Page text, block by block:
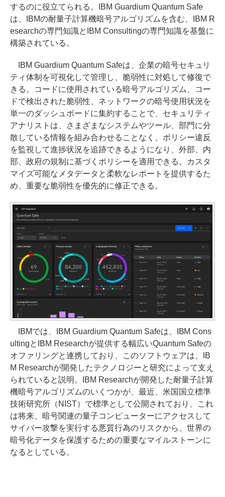
するのに役立てられる。IBM Guardium Quantum Safe
は、IBMの耐量子計算機暗号アルゴリズムを含む、IBM R
esearchの専門知識とIBM Consultingの専門知識を基盤に
構築されている。
IBM Guardium Quantum Safeは、企業の暗号セキュリ
ティ体制を可視化して管理し、脆弱性に対処して修復で
きる。コードに使用されている暗号アルゴリズム、コー
ドで検出された脆弱性、ネットワークの暗号使用状況を
単一のダッシュボードに集約することで、セキュリティ
アナリストは、さまざまなシステムやツール、部門に分
散している情報を組み合わせることなく、ポリシー違反
を監視して進捗状況を追跡できるようになり、外部、内
部、政府の規制に基づくポリシーを適用できる。カスタ
マイズ可能なメタデータと柔軟なレポートを提供するた
め、重要な脆弱性を優先的に修正できる。
IBMでは、IBM Guardium Quantum Safeは、IBM Cons
ultingとIBM Researchが提供する幅広いQuantum Safeの
オファリングと連携しており、このソフトウェアは、IB
M Researchが開発したテクノロジーと研究によって支え
られていると説明。IBM Researchが開発した耐量子計算
機暗号アルゴリズムのいくつかが、最近、米国国立標準
技術研究所（NIST）で標準として公開されており、これ
は将来、暗号関連の量子コンピューターにアクセスして
サイバー攻撃を実行する悪質行為のリスクから、世界の
暗号化データを保護するための重要なマイルストーンに
なるとしている。